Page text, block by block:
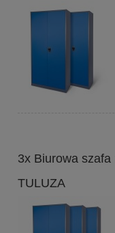
3x Biurowa szafa
TULUZA